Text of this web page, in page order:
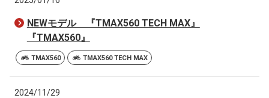
NEWモデル 『TMAX560 TECH MAX』
『TMAX560』
TMAX560 TMAX560 TECH MAX
2024/11/29